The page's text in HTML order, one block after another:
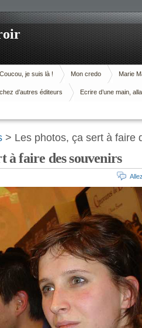
Coucou, je suis là ! Mon credo Marie
d’autres éditeurs Ecrire d’une main,
> Les photos, ça sert à faire
à faire des souvenirs